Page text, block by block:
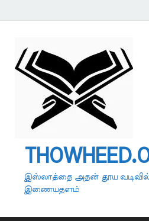
இஸ்லாத்தை அதன் தூய வடிவில்
இணையதளம்